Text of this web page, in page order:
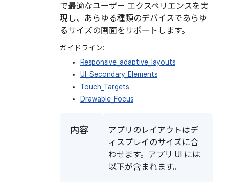
で最適なユーザー エクスペリエンスを実
現し、あらゆる種類のデバイスであらゆ
るサイズの画面をサポートします。
ガイドライン:
Responsive_adaptive_layouts
UI_Secondary_Elements
Touch_Targets
Drawable_Focus
内容
アプリのレイアウトはデ
ィスプレイのサイズに合
わせます。アプリ UI には
以下が含まれます。